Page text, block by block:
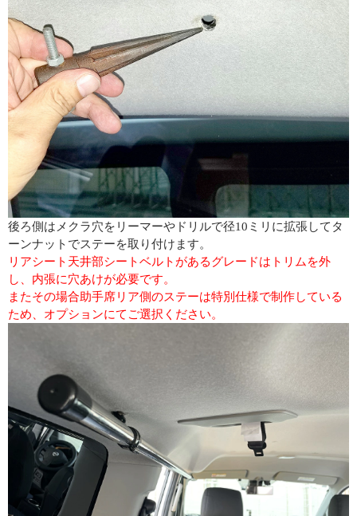
後ろ側はメクラ穴をリーマーやドリルで径10ミリに拡張してタ
ーンナットでステーを取り付けます。
リアシート天井部シートベルトがあるグレードはトリムを外
し、内張に穴あけが必要です。
またその場合助手席リア側のステーは特別仕様で制作している
ため、オプションにてご選択ください。